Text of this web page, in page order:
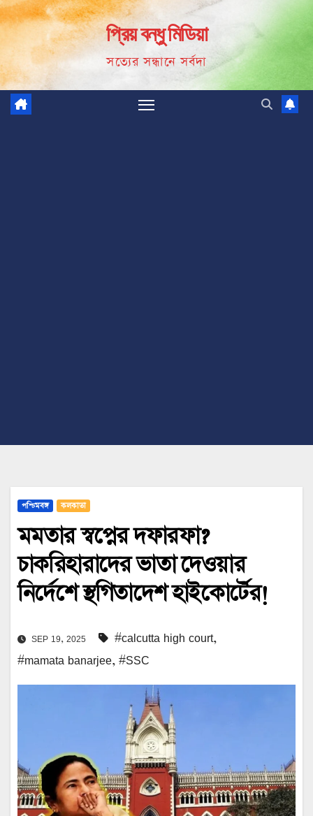
Skip
to
content
প্রিয় বন্ধু মিডিয়া
সত্যের সন্ধানে সর্বদা
পশ্চিমবঙ্গ কলকাতা
মমতার স্বপ্নের দফারফা?
চাকরিহারাদের ভাতা দেওয়ার
নির্দেশে স্থগিতাদেশ হাইকোর্টের!
SEP 19, 2025 #calcutta high court,
#mamata banarjee, #SSC